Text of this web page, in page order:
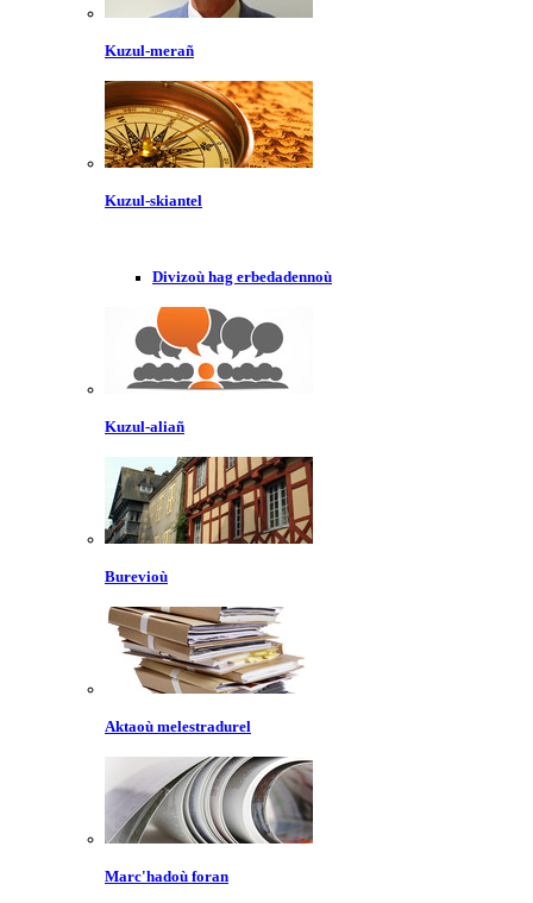
Kuzul-merañ
Kuzul-skiantel
Divizoù hag erbedadennoù
Kuzul-aliañ
Burevioù
Aktaoù melestradurel
Marc'hadoù foran